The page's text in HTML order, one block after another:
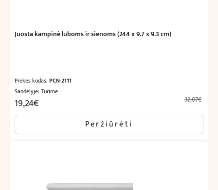
Juosta kampinė luboms ir sienoms (244 x 9.7 x 9.3 cm)
Prekės kodas: PCN-2111
Sandėlyje: Turime
32,07€
Original
price
32,07€.
19,24€Current
price
19,24€.
Peržiūrėti